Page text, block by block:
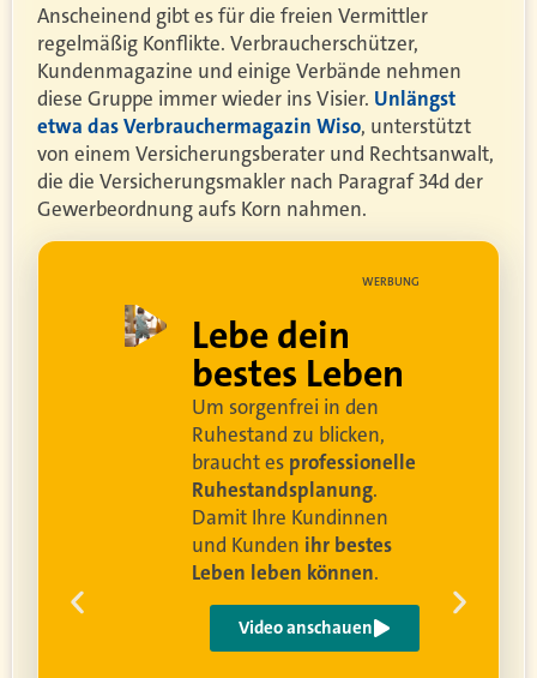
Anscheinend gibt es für die freien Vermittler
regelmäßig Konflikte. Verbraucherschützer,
Kundenmagazine und einige Verbände nehmen
diese Gruppe immer wieder ins Visier. Unlängst
etwa das Verbrauchermagazin Wiso, unterstützt
von einem Versicherungsberater und Rechtsanwalt,
die die Versicherungsmakler nach Paragraf 34d der
Gewerbeordnung aufs Korn nahmen.
WERBUNG
Lebe dein
bestes Leben
Um sorgenfrei in den
Ruhestand zu blicken,
braucht es professionelle
Ruhestandsplanung.
Damit Ihre Kundinnen
und Kunden ihr bestes
Leben leben können.
Video anschauen